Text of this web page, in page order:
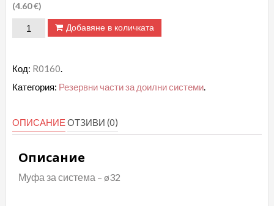
(4.60 €)
количество
за
система
ø32
Добавяне в количката
Код: R0160.
Категория: Резервни части за доилни системи.
ОПИСАНИЕ ОТЗИВИ (0)
Описание
Муфа за система – ø32